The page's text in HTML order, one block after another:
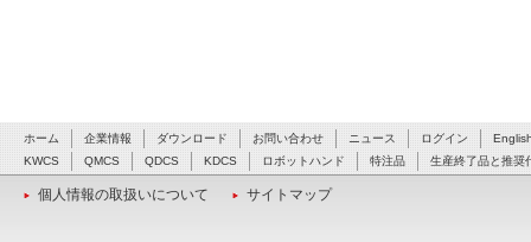
ホーム 企業情報 ダウンロード お問い合わせ ニュース ログイン
KWCS
QMCS QDCS KDCS ロボットハンド 特注品 生産終了品と推奨
個人情報の取扱いについて サイトマップ